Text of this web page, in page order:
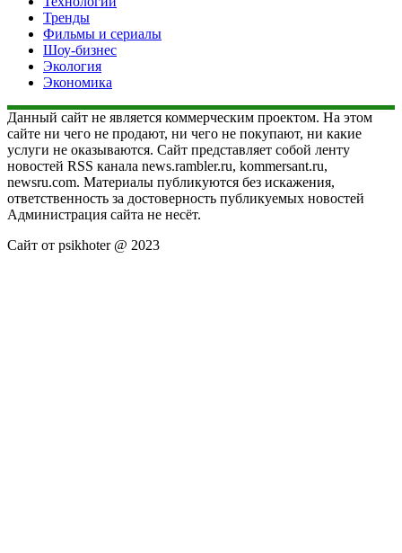
Тренды
Фильмы и сериалы
Шоу-бизнес
Экология
Экономика
Данный сайт не является коммерческим проектом. На этом
сайте ни чего не продают, ни чего не покупают, ни какие
услуги не оказываются. Сайт представляет собой ленту
новостей RSS канала news.rambler.ru, kommersant.ru,
newsru.com. Материалы публикуются без искажения,
ответственность за достоверность публикуемых новостей
Администрация сайта не несёт.
Сайт от psikhoter @ 2023